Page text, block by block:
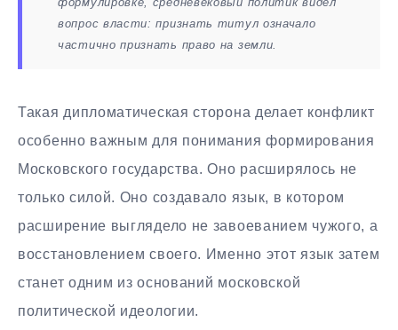
вопрос власти: признать титул означало
частично признать право на земли.
Такая дипломатическая сторона делает конфликт
особенно важным для понимания формирования
Московского государства. Оно расширялось не
только силой. Оно создавало язык, в котором
расширение выглядело не завоеванием чужого, а
восстановлением своего. Именно этот язык затем
станет одним из оснований московской
политической идеологии.